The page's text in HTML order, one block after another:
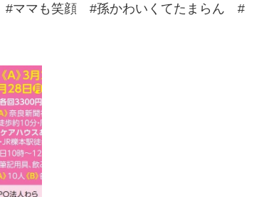
マも笑顔 #孫かわいくてたまらん #